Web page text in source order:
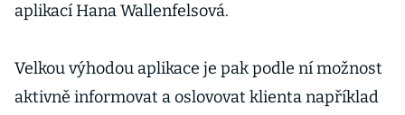
aplikací Hana Wallenfelsová.
Velkou výhodou aplikace je pak podle ní možnost
aktivně informovat a oslovovat klienta například